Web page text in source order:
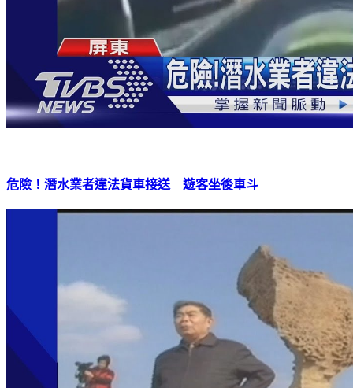
危險！潛水業者違法貨車接送 遊客坐後車斗